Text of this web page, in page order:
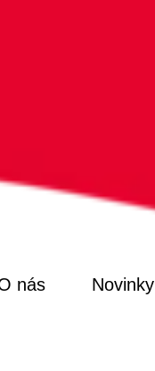
nás Novinky